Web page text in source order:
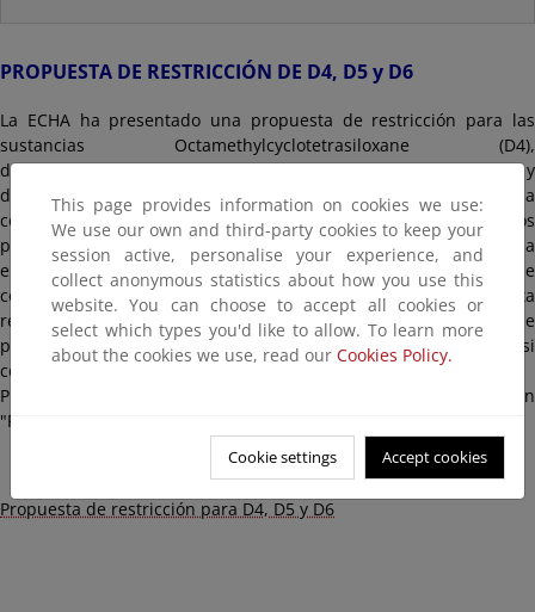
PROPUESTA DE RESTRICCIÓN DE D4, D5 y D6
La ECHA ha presentado una propuesta de restricción para las
sustancias Octamethylcyclotetrasiloxane (D4),
decamethylcyclopentasiloxane (D5) y
dodecamethylcyclohexasiloxane (D6) y cuyo objetivo es impedir la
comercialización de productos de higiene personal y otros
productos de uso por consumidor o por profesional (p.ej. limpieza
en seco, ceras y barnices, productos de lavado y limpieza), que
contengan D4/D5/D6 en concentraciones > 0,1%. Con esta
restricción, tampoco se permitiría la comercialización de
productos cosméticos que se eliminan y enjuagan con agua, si
contienen D6 en concentración > 0,1%.
Puede encontrar todo lo referente a esta restricción en la sección
"Registro de intenciones" de la ECHA:
Propuesta de restricción para D4, D5 y D6
This page provides information on cookies we use:
We use our own and third-party cookies to keep your
session active, personalise your experience, and
collect anonymous statistics about how you use this
website. You can choose to accept all cookies or
select which types you'd like to allow. To learn more
about the cookies we use, read our Cookies Policy.
Cookie settings Accept cookies